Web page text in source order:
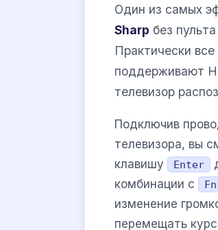
Один из самых
Sharp без
Практически
поддерживают
телевизор
Подключив
телевизора, вы
клавишу
Enter
комбинации с
Fn
изменение
перемещать